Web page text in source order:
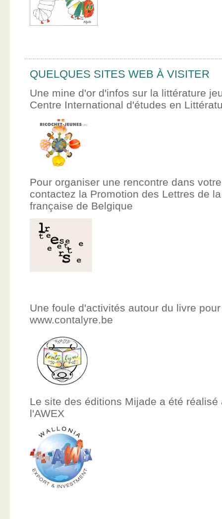
QUELQUES SITES WEB À VISITER
Une mine d'or d'infos sur la littérature
Centre International d'études en
Pour organiser une rencontre dans
contactez la Promotion des Lettres de
française de Belgique
Une foule d'activités autour du livre
www.contalyre.be
Le site des éditions Mijade a été réalisé
l'AWEX